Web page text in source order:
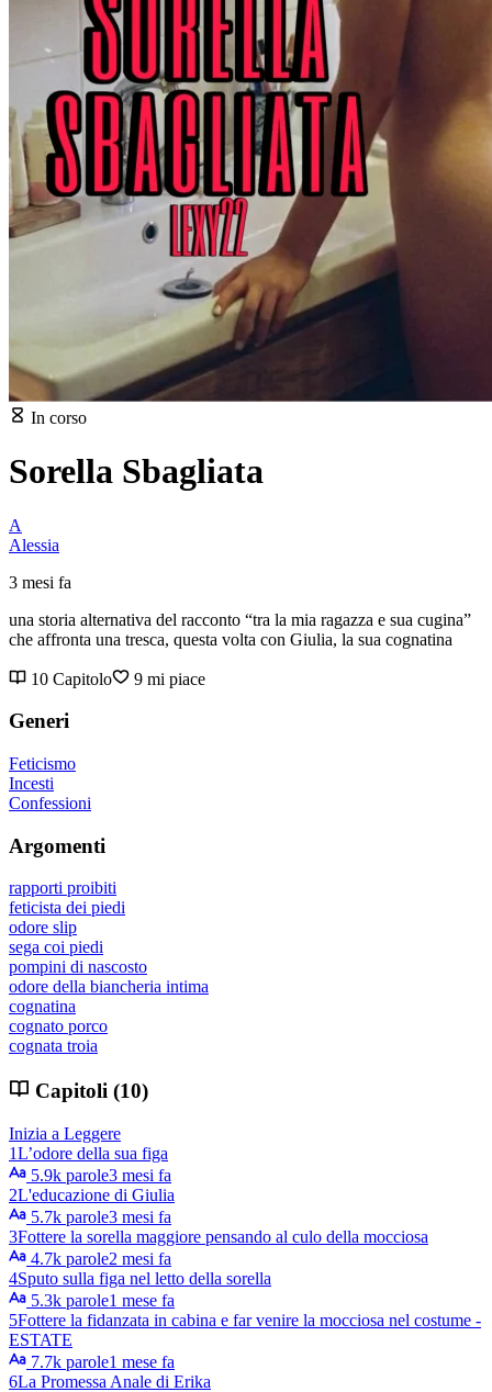
In corso
Sorella Sbagliata
A
Alessia
3 mesi fa
una storia alternativa del racconto “tra la mia ragazza e sua cugina”
che affronta una tresca, questa volta con Giulia, la sua cognatina
10 Capitolo 9 mi piace
Generi
Feticismo
Incesti
Confessioni
Argomenti
rapporti proibiti
feticista dei piedi
odore slip
sega coi piedi
pompini di nascosto
odore della biancheria intima
cognatina
cognato porco
cognata troia
Capitoli (10)
Inizia a Leggere
1L’odore della sua figa
5.9k parole3 mesi fa
2L'educazione di Giulia
5.7k parole3 mesi fa
3Fottere la sorella maggiore pensando al culo della mocciosa
4.7k parole2 mesi fa
4Sputo sulla figa nel letto della sorella
5.3k parole1 mese fa
5Fottere la fidanzata in cabina e far venire la mocciosa nel costume -
ESTATE
7.7k parole1 mese fa
6La Promessa Anale di Erika